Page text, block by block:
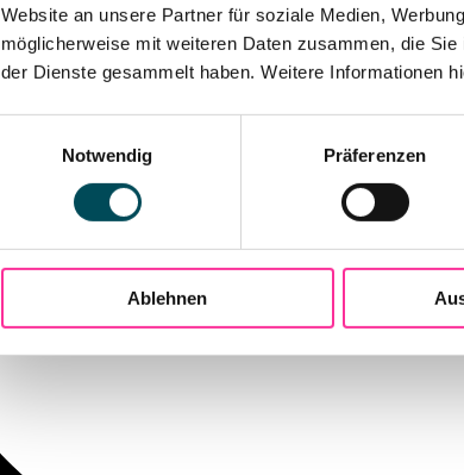
Website an unsere Partner für soziale Medien,
möglicherweise mit weiteren Daten zusammen, die
der Dienste gesammelt haben. Weitere Informationen
Notwendig
Präferenzen
Ablehnen